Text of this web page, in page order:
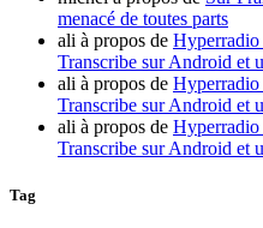
menacé de toutes parts
ali à propos de
Transcribe sur Android et
ali à propos de
Transcribe sur Android et
ali à propos de
Transcribe sur Android et
Tag